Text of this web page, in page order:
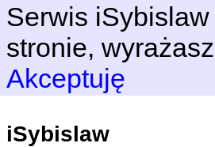
Serwis
stronie,
Akceptuję
iSybislaw